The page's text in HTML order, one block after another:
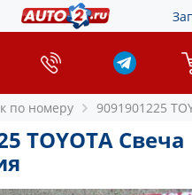
по номеру 9091901225
TOYOTA Свеча